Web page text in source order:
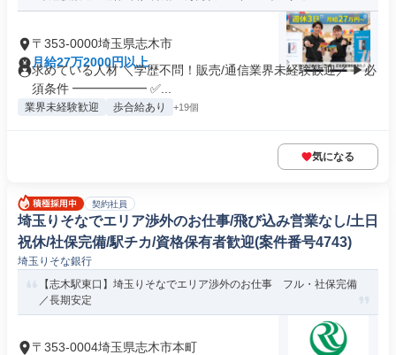
〒353-0000埼玉県志木市
月給27万2000円以上
求めている人材 ＼学歴不問！販売/通信業界未経験歓迎／ ▶必
須条件 ━━━━━━ ✅...
業界未経験歓迎 歩合給あり +19個
気になる
契約社員
埼玉りそなでエリア渉外のお仕事/飛び込み営業なし/土日
祝休/社保完備/駅チカ/資格保有者歓迎(案件番号4743)
埼玉りそな銀行
【志木駅東口】埼玉りそなでエリア渉外のお仕事 フル・社保完備
／長期安定
〒353-0004埼玉県志木市本町